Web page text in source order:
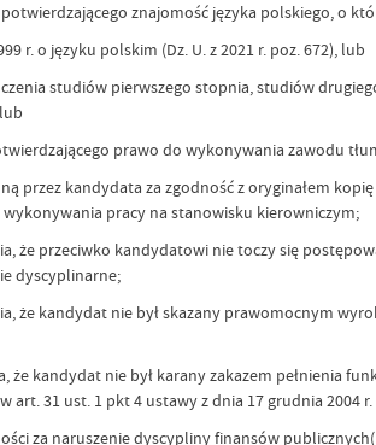
znajomość języka polskiego, o
r. o języku polskim (Dz. U. z 2021 r. poz. 672), lub
studiów pierwszego stopnia, studiów
prawo do wykonywania zawodu
przez kandydata za zgodność z oryginałem
pracy na stanowisku kierowniczym;
że przeciwko kandydatowi nie toczy się
dyscyplinarne;
że kandydat nie był skazany prawomocnym
że kandydat nie był karany zakazem pełnienia
art. 31 ust. 1 pkt 4 ustawy z dnia 17 grudnia 2004 r.
za naruszenie dyscypliny finansów